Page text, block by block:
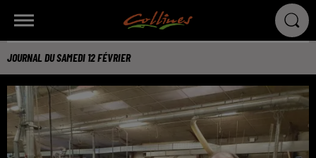
JOURNAL DU SAMEDI 12 FÉVRIER